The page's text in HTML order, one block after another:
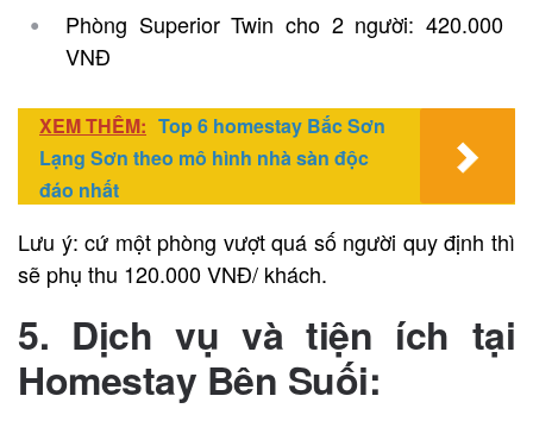
Phòng Superior Twin cho 2 người: 420.000
VNĐ
XEM THÊM: Top 6 homestay Bắc Sơn
Lạng Sơn theo mô hình nhà sàn độc
đáo nhất
Lưu ý: cứ một phòng vượt quá số người quy định thì
sẽ phụ thu 120.000 VNĐ/ khách.
5. Dịch vụ và tiện ích tại
Homestay Bên Suối: